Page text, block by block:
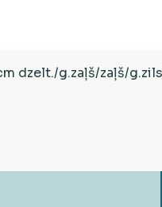
dzelt./g.zaļš/zaļš/